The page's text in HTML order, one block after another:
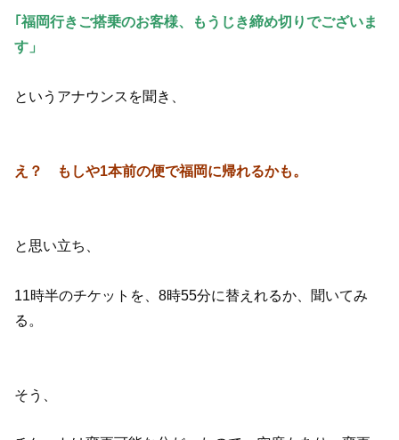
｢福岡行きご搭乗のお客様、もうじき締め切りでございま
す」
というアナウンスを聞き、
え？ もしや1本前の便で福岡に帰れるかも。
と思い立ち、
11時半のチケットを、8時55分に替えれるか、聞いてみ
る。
そう、